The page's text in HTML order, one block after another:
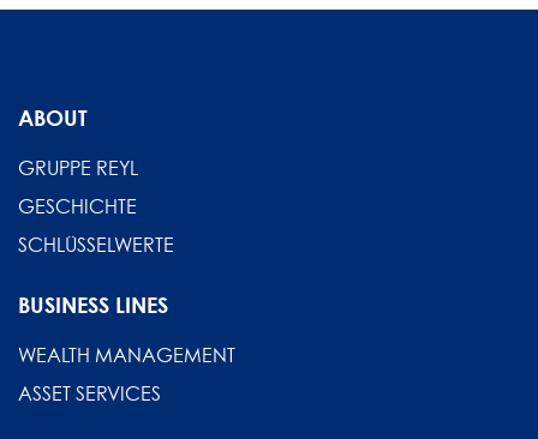
ABOUT
GRUPPE REYL
GESCHICHTE
SCHLÜSSELWERTE
BUSINESS LINES
WEALTH MANAGEMENT
ASSET SERVICES